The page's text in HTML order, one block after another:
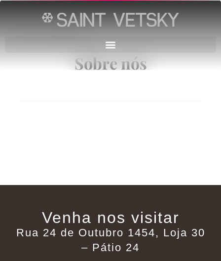
Sobre nós
Venha nos visitar
Rua 24 de Outubro 1454, Loja 30
– Pátio 24